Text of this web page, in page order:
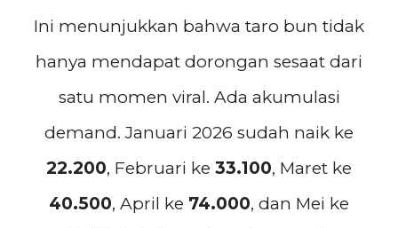
Ini menunjukkan bahwa taro bun tidak
hanya mendapat dorongan sesaat dari
satu momen viral. Ada akumulasi
demand. Januari 2026 sudah naik ke
22.200, Februari ke 33.100, Maret ke
40.500, April ke 74.000, dan Mei ke